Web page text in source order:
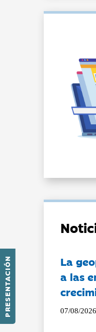
PRESENTACIÓN
La
a las
07/08/2026